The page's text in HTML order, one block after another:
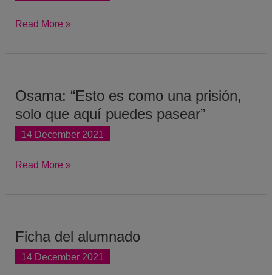
Hiba
Read More »
Osama: “Esto es como una prisión,
solo que aquí puedes pasear”
14 December 2021
Osama:
“Esto
es
como
una
puedes
pasear”
Read More »
Ficha del alumnado
14 December 2021
Ficha
del